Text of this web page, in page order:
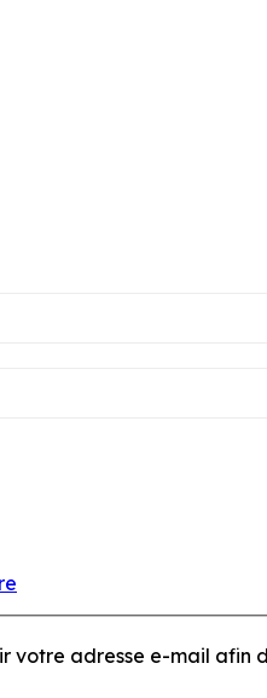
? Veuillez saisir votre